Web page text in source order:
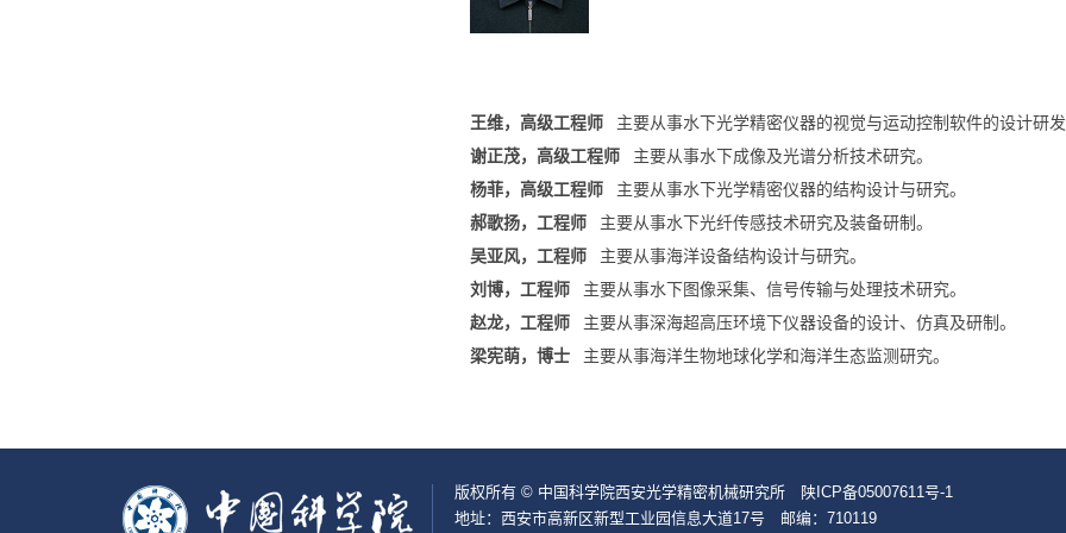
王维，高级工程师主要从事水下光学精密仪器的视觉与运动控制软件的设计研发
谢正茂，高级工程师主要从事水下成像及光谱分析技术研究。
杨菲，高级工程师主要从事水下光学精密仪器的结构设计与研究。
郝歌扬，工程师主要从事水下光纤传感技术研究及装备研制。
吴亚风，工程师主要从事海洋设备结构设计与研究。
刘博，工程师主要从事水下图像采集、信号传输与处理技术研究。
赵龙，工程师主要从事深海超高压环境下仪器设备的设计、仿真及研制。
梁宪萌，博士主要从事海洋生物地球化学和海洋生态监测研究。
版权所有 © 中国科学院西安光学精密机械研究所 陕ICP备05007611号-1
地址：西安市高新区新型工业园信息大道17号 邮编：710119